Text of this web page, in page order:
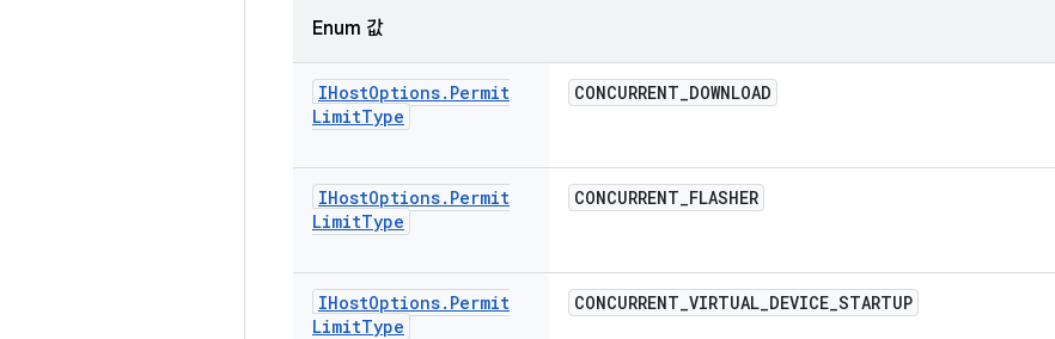
Enum 값
IHostOptions. Permit
LimitType
CONCURRENT_DOWNLOAD
IHostOptions. Permit
LimitType
CONCURRENT_FLASHER
IHostOptions. Permit
LimitType
CONCURRENT_VIRTUAL_DEVICE_STARTUP